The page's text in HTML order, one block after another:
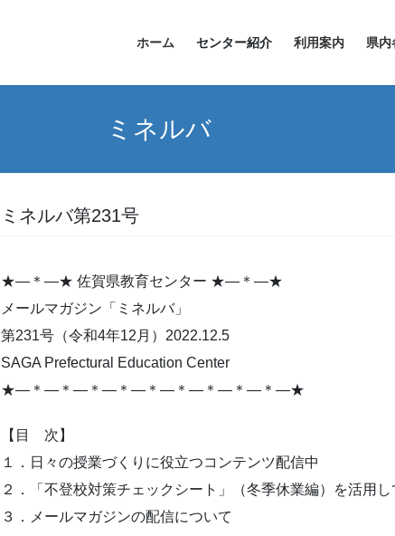
ホーム センター紹介 利用案内 県内
ミネルバ
ミネルバ第231号
★―＊―★ 佐賀県教育センター ★―＊―★
メールマガジン「ミネルバ」
第231号（令和4年12月）2022.12.5
SAGA Prefectural Education Center
★―＊―＊―＊―＊―＊―＊―＊―＊―＊―★
【目 次】
１．日々の授業づくりに役立つコンテンツ配信中
２．「不登校対策チェックシート」（冬季休業編）を活用し
３．メールマガジンの配信について